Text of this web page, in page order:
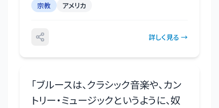
宗教 アメリカ
詳しく見る →
「ブルースは、クラシック音楽や、カン
トリー・ミュージックというように、奴